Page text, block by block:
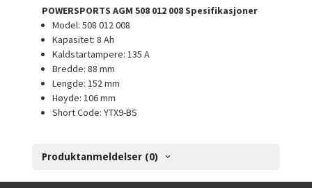
POWERSPORTS AGM 508 012 008 Spesifikasjoner
Model: 508 012 008
Kapasitet: 8 Ah
Kaldstartampere: 135 A
Bredde: 88 mm
Lengde: 152 mm
Høyde: 106 mm
Short Code: YTX9-BS
Produktanmeldelser (0)